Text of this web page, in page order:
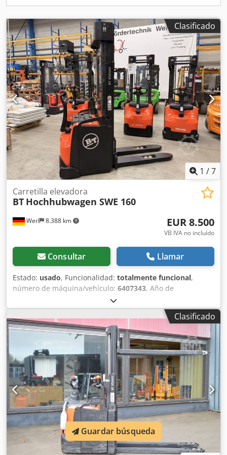
Clasificado
1 /7
Werl 8.388 km
Carretilla elevadora
BT Hochhubwagen SWE 160
EUR 8.500
VB IVA no incluído
Consultar Llamar
Estado: usado, Funcionalidad: totalmente funcional,
número de máquina/vehículo: 6407343, Año de
, horas de funcionamiento:
capacidad de carga:1.600 kg, altura de elevación:5.400
mm, ascensor libre:1.820 mm, tipo de combustible:
eléctrico, tipo de mástil:triple , altura de construcción:
2.362 mm, longitud de la horquilla:1.150 mm, tipo de
accionamiento:Elektro, Apilador eléctrico Número de
chasis: 6407343 Centro de carga: 600 mm Tipo de mástil:
Triplex Estado: Listo para usar y totalmente funcional
Estado técnico: Muy bueno Tipo de neumáticos delanteros:
Goma maciza Tipo de neumáticos traseros: Goma maciza
Voltaje de batería: 24V Tipo de batería: PzS Codpfjy Sdgfsx
Acnerf Descripción: Mantenimiento realizado y nueva
inspección UVV
Clasificado
Guardar búsqueda